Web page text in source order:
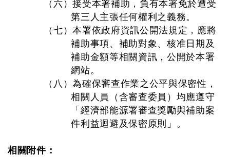
（六）接受本署補助，負有本署免於遭受
第三人主張任何權利之義務。
（七）本署依政府資訊公開法規定，應將
補助事項、補助對象、核准日期及
補助金額等相關資訊，公開於本署
網站。
（八）為確保審查作業之公平與保密性，
相關人員（含審查委員）均應遵守
「經濟部能源署審查獎勵與補助案
件利益迴避及保密原則」。
相關附件：